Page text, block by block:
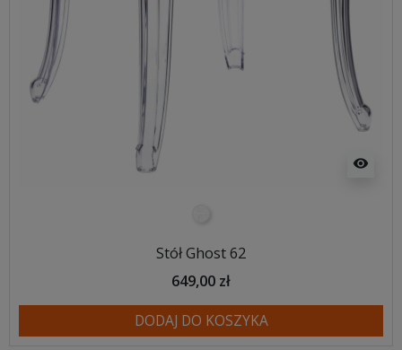
visibility
Stół Ghost 62
649,00 zł
DODAJ DO KOSZYKA